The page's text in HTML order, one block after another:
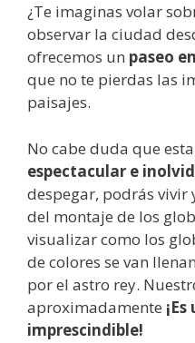
¿Te imaginas volar
observar la ciudad
ofrecemos un paseo
que no te pierdas las
paisajes.
No cabe duda que
espectacular e
despegar, podrás vivir
del montaje de los
visualizar como los
de colores se van
por el astro rey.
aproximadamente
imprescindible!